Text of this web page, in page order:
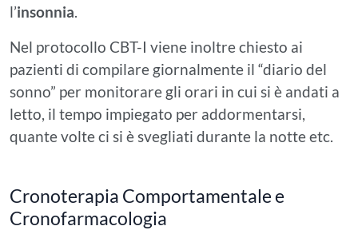
l’insonnia.
Nel protocollo CBT-I viene inoltre chiesto ai
pazienti di compilare giornalmente il “diario del
sonno” per monitorare gli orari in cui si è andati a
letto, il tempo impiegato per addormentarsi,
quante volte ci si è svegliati durante la notte etc.
Cronoterapia Comportamentale e
Cronofarmacologia